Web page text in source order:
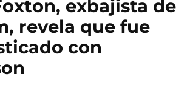
exbajista de
revela que fue
con